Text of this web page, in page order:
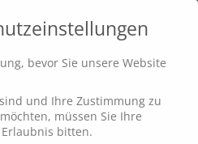
einrichten:
bevor Sie unsere Website
und Ihre Zustimmung zu
müssen Sie Ihre
bitten.